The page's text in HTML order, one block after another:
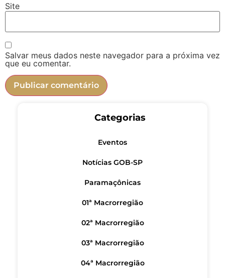
Site
Salvar meus dados neste navegador para a próxima vez
que eu comentar.
Categorias
Eventos
Notícias GOB-SP
Paramaçônicas
01ª Macrorregião
02ª Macrorregião
03ª Macrorregião
04ª Macrorregião